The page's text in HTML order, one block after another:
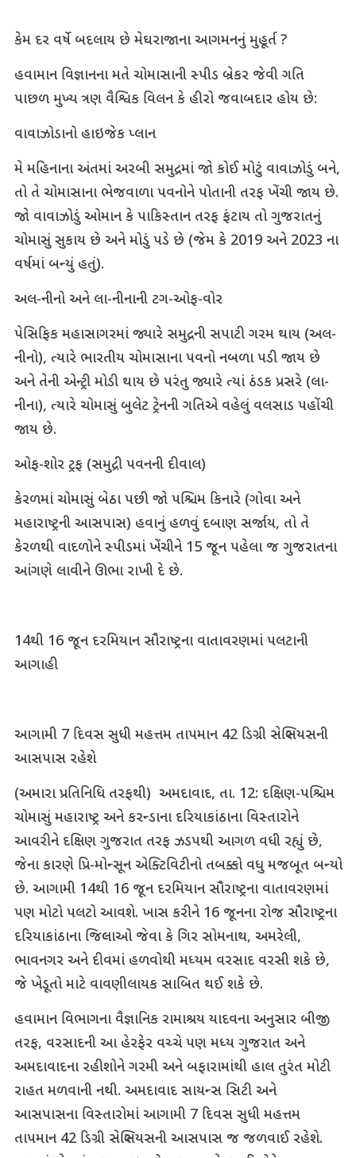
કેમ દર વર્ષે બદલાય છે મેઘરાજાના આગમનનું મુહૂર્ત ?
હવામાન વિજ્ઞાનના મતે ચોમાસાની સ્પીડ બ્રેકર જેવી ગતિ
પાછળ મુખ્ય ત્રણ વૈશ્વિક વિલન કે હીરો જવાબદાર હોય છે:
વાવાઝોડાનો હાઇજેક પ્લાન
મે મહિનાના અંતમાં અરબી સમુદ્રમાં જો કોઈ મોટું વાવાઝોડું બને,
તો તે ચોમાસાના ભેજવાળા પવનોને પોતાની તરફ ખેંચી જાય છે.
જો વાવાઝોડું ઓમાન કે પાકિસ્તાન તરફ ફંટાય તો ગુજરાતનું
ચોમાસું સુકાય છે અને મોડું પડે છે (જેમ કે 2019 અને 2023 ના
વર્ષમાં બન્યું હતું).
અલ-નીનો અને લા-નીનાની ટગ-ઓફ-વોર
પેસિફિક મહાસાગરમાં જ્યારે સમુદ્રની સપાટી ગરમ થાય (અલ-
નીનો), ત્યારે ભારતીય ચોમાસાના પવનો નબળા પડી જાય છે
અને તેની એન્ટ્રી મોડી થાય છે પરંતુ જ્યારે ત્યાં ઠંડક પ્રસરે (લા-
નીના), ત્યારે ચોમાસું બુલેટ ટ્રેનની ગતિએ વહેલું વલસાડ પહોંચી
જાય છે.
ઓફ-શોર ટ્રફ (સમુદ્રી પવનની દીવાલ)
કેરળમાં ચોમાસું બેઠા પછી જો પશ્ચિમ કિનારે (ગોવા અને
મહારાષ્ટ્રની આસપાસ) હવાનું હળવું દબાણ સર્જાય, તો તે
કેરળથી વાદળોને સ્પીડમાં ખેંચીને 15 જૂન પહેલા જ ગુજરાતના
આંગણે લાવીને ઊભા રાખી દે છે.
14થી 16 જૂન દરમિયાન સૌરાષ્ટ્રના વાતાવરણમાં પલટાની
આગાહી
આગામી 7 દિવસ સુધી મહત્તમ તાપમાન 42 ડિગ્રી સેલ્સિયસની
આસપાસ રહેશે
(અમારા પ્રતિનિધિ તરફથી) અમદાવાદ, તા. 12: દક્ષિણ-પશ્ચિમ
ચોમાસું મહારાષ્ટ્ર અને કરન્ડાના દરિયાકાંઠાના વિસ્તારોને
આવરીને દક્ષિણ ગુજરાત તરફ ઝડપથી આગળ વધી રહ્યું છે,
જેના કારણે પ્રિ-મોન્સૂન એક્ટિવિટીનો તબક્કો વધુ મજબૂત બન્યો
છે. આગામી 14થી 16 જૂન દરમિયાન સૌરાષ્ટ્રના વાતાવરણમાં
પણ મોટો પલટો આવશે. ખાસ કરીને 16 જૂનના રોજ સૌરાષ્ટ્રના
દરિયાકાંઠાના જિલ્લાઓ જેવા કે ગિર સોમનાથ, અમરેલી,
ભાવનગર અને દીવમાં હળવોથી મધ્યમ વરસાદ વરસી શકે છે,
જે ખેડૂતો માટે વાવણીલાયક સાબિત થઈ શકે છે.
હવામાન વિભાગના વૈજ્ઞાનિક રામાશ્રય યાદવના અનુસાર બીજી
તરફ, વરસાદની આ હેરફેર વચ્ચે પણ મધ્ય ગુજરાત અને
અમદાવાદના રહીશોને ગરમી અને બફારામાંથી હાલ તુરંત મોટી
રાહત મળવાની નથી. અમદાવાદ સાયન્સ સિટી અને
આસપાસના વિસ્તારોમાં આગામી 7 દિવસ સુધી મહત્તમ
તાપમાન 42 ડિગ્રી સેલ્સિયસની આસપાસ જ જળવાઈ રહેશે.